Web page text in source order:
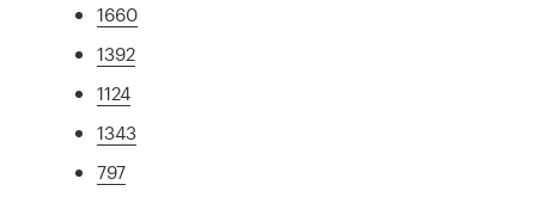
1660
1392
1124
1343
797